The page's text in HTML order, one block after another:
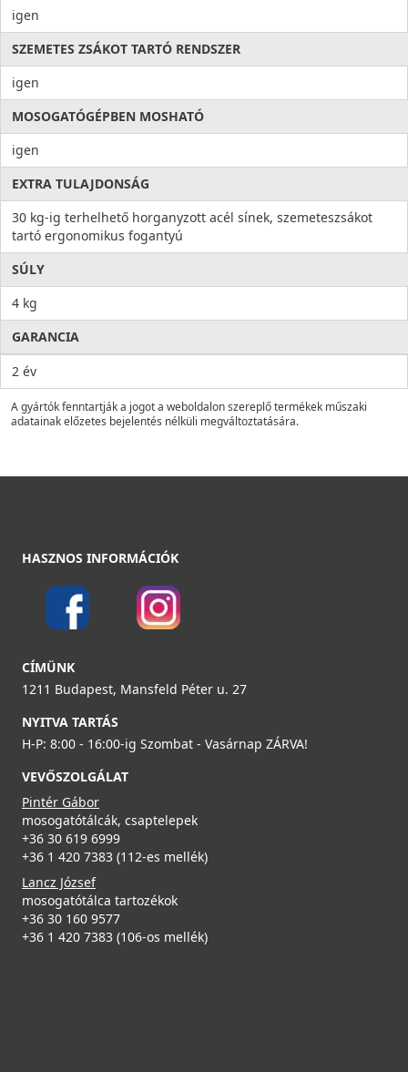
igen
SZEMETES ZSÁKOT TARTÓ RENDSZER
igen
MOSOGATÓGÉPBEN MOSHATÓ
igen
EXTRA TULAJDONSÁG
30 kg-ig terhelhető horganyzott acél sínek, szemeteszsákot
tartó ergonomikus fogantyú
SÚLY
4 kg
GARANCIA
2 év
A gyártók fenntartják a jogot a weboldalon szereplő termékek műszaki
adatainak előzetes bejelentés nélküli megváltoztatására.
HASZNOS INFORMÁCIÓK
CÍMÜNK
1211 Budapest, Mansfeld Péter u. 27
NYITVA TARTÁS
H-P: 8:00 - 16:00-ig Szombat - Vasárnap ZÁRVA!
VEVŐSZOLGÁLAT
Pintér Gábor
mosogatótálcák, csaptelepek
+36 30 619 6999
+36 1 420 7383 (112-es mellék)
Lancz József
mosogatótálca tartozékok
+36 30 160 9577
+36 1 420 7383 (106-os mellék)